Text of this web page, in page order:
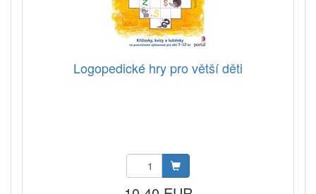
Logopedické hry pro větší děti